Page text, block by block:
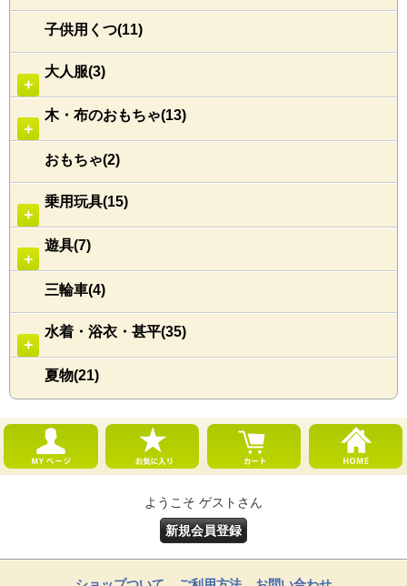
子供用くつ(11)
＋
大人服(3)
＋
木・布のおもちゃ(13)
おもちゃ(2)
＋
乗用玩具(15)
＋
遊具(7)
三輪車(4)
＋
水着・浴衣・甚平(35)
夏物(21)
ようこそ ゲストさん
新規会員登録